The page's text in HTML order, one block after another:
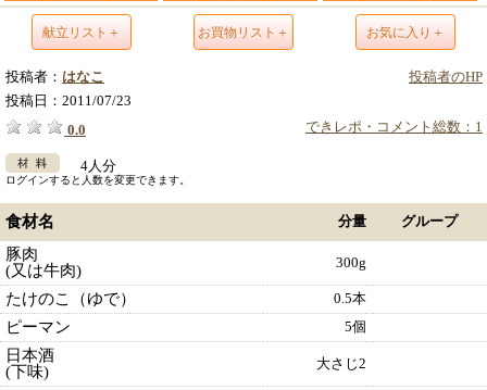
献立リスト＋ お買物リスト＋ お気に入り＋
投稿者のHP
投稿者： はなこ
投稿日： 2011/07/23
できレポ・コメント総数：1
0.0
4人分
ログインすると人数を変更できます。
食材名 分量 グループ
豚肉
(又は牛肉)
300g
たけのこ（ゆで） 0.5本
ピーマン 5個
日本酒
(下味)
大さじ2